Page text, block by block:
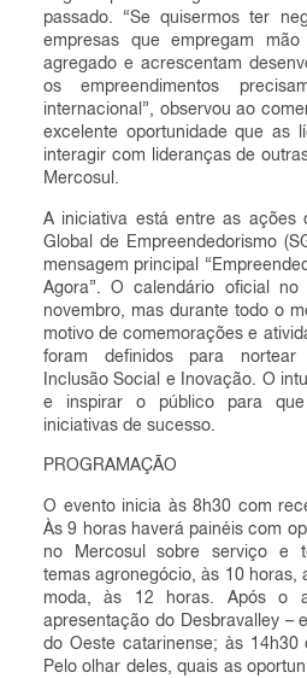
passado. “Se quisermos ter
empresas que empregam
agregado e acrescentam
os empreendimentos
internacional”, observou ao
excelente oportunidade que as
interagir com lideranças de
Mercosul.
A iniciativa está entre as ações
Global de Empreendedorismo
mensagem principal
Agora”. O calendário oficial
novembro, mas durante todo o
motivo de comemorações e
foram definidos para nortear
Inclusão Social e Inovação. O
e inspirar o público para que
iniciativas de sucesso.
PROGRAMAÇÃO
O evento inicia às 8h30 com
Às 9 horas haverá painéis com
no Mercosul sobre serviço e
temas agronegócio, às 10 horas,
moda, às 12 horas. Após o
apresentação do Desbravalley –
do Oeste catarinense; às 14h30
Pelo olhar deles, quais as